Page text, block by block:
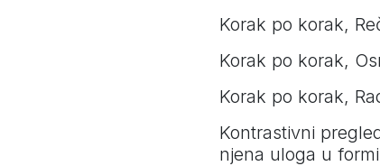
Korak po korak,
Korak po korak,
Korak po korak,
Kontrastivni
njena uloga u